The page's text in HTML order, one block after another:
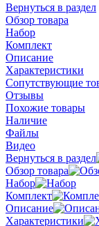
Вернуться в раздел
Обзор товара
Набор
Комплект
Описание
Характеристики
Сопутствующие
Отзывы
Похожие товары
Наличие
Файлы
Видео
Вернуться в раздел
Обзор товара
Набор
Комплект
Описание
Характеристики